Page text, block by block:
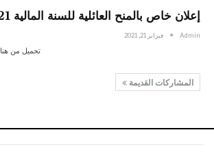
إعلان خاص بالمنح العائلية للسنة المالية 2021
Admin فبراير 21, 2021
تحميل من هنا
المشاركات القديمة